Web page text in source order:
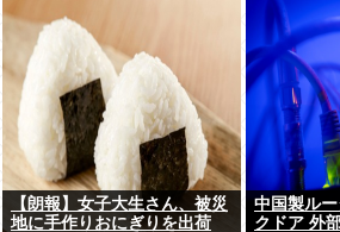
【朗報】女子大生さん、被災
地に手作りおにぎりを出荷
中国製ル
クドア 外